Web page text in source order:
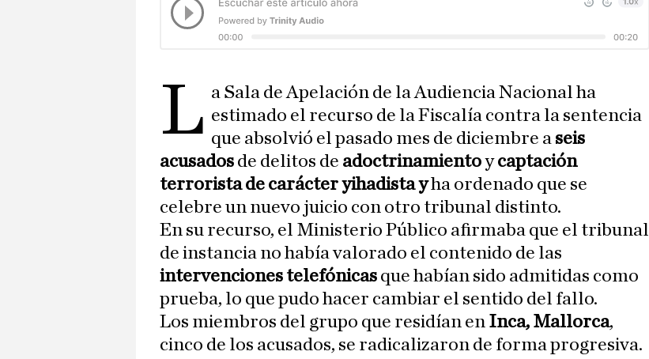
L a Sala de Apelación de la Audiencia Nacional ha
estimado el recurso de la Fiscalía contra la sentencia
que absolvió el pasado mes de diciembre a seis
acusados de delitos de adoctrinamientoycaptación
terrorista de carácter yihadista yha ordenado que se
celebre un nuevo juicio con otro tribunal distinto.
En su recurso, el Ministerio Público afirmaba que el tribunal
de instancia no había valorado el contenido de las
intervenciones telefónicas que habían sido admitidas como
prueba, lo que pudo hacer cambiar el sentido del fallo.
Los miembros del grupo que residían en Inca, Mallorca,
cinco de los acusados, se radicalizaron de forma progresiva.